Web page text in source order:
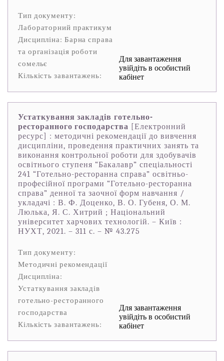
Тип документу:
Лабораторний практикум
Дисципліна: Барна справа
та організація роботи
сомельє
Кількість завантажень:
Для завантаження
увійдіть в особистий
кабінет
Устаткування закладів готельно-
ресторанного господарства [Електронний
ресурс] : методичні рекомендації до вивчення
дисципліни, проведення практичних занять та
виконання контрольної роботи для здобувачів
освітнього ступеня “Бакалавр” спеціальності
241 “Готельно-ресторанна справа” освітньо-
професійної програми “Готельно-ресторанна
справа” денної та заочної форм навчання /
укладачі : В. Ф. Доценко, В. О. Губеня, О. М.
Люлька, Я. С. Хитрий ; Національний
університет харчових технологій. – Київ :
НУХТ, 2021. – 311 с. – № 43.275
Тип документу:
Методичні рекомендації
Дисципліна:
Устаткування закладів
готельно-ресторанного
господарства
Кількість завантажень:
Для завантаження
увійдіть в особистий
кабінет